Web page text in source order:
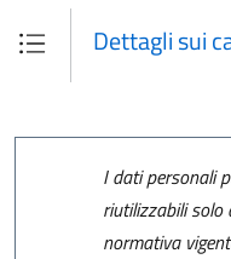
Dettagli sui
I dati personali
riutilizzabili solo
normativa